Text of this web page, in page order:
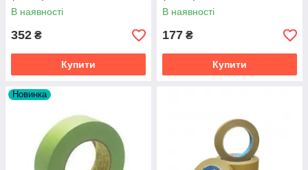
В наявності
352 ₴
Купити
В наявності
177 ₴
Купити
Новинка